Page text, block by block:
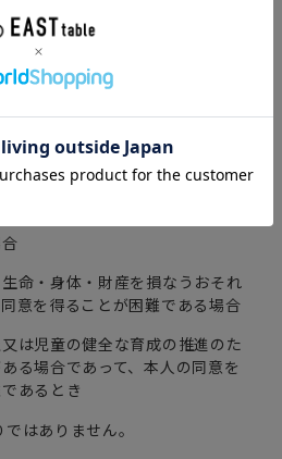
取得・利用目的の範囲内におい
で利用する場合
地方公共団体又はその委託を受
定める事務を遂行することに対し
ある場合であって、本人の同意
当該事務の遂行に支障を及ぼす
命・身体・財産を損なうおそれ
意を得ることが困難である場合
は児童の健全な育成の推進のた
る場合であって、本人の同意を
あるとき
はありません。